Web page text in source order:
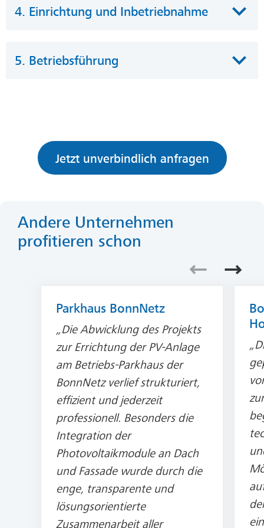
4. Einrichtung und Inbetriebnahme
5. Betriebsführung
Jetzt unverbindlich anfragen
Andere Unternehmen
profitieren schon
Parkhaus BonnNetz
„Die Abwicklung des Projekts
zur Errichtung der PV-Anlage
am Betriebs-Parkhaus der
BonnNetz verlief strukturiert,
effizient und jederzeit
professionell. Besonders die
Integration der
Photovoltaikmodule an Dach
und Fassade wurde durch die
enge, transparente und
lösungsorientierte
Zusammenarbeit aller